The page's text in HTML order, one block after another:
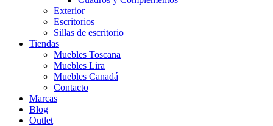
Exterior
Escritorios
Sillas de escritorio
Tiendas
Muebles Toscana
Muebles Lira
Muebles Canadá
Contacto
Marcas
Blog
Outlet